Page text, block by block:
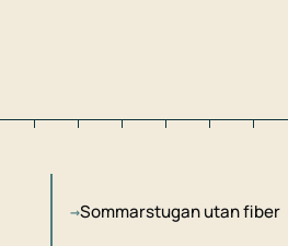
Sommarstugan utan fiber